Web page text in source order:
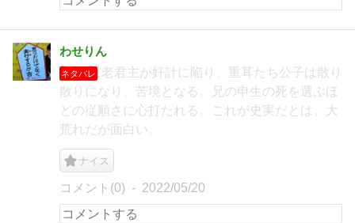
わせりん
ネタバレ
老君主が奸計に陥り、重耳たち公子は散り
散りになり、苦境となる。兄の申生の死を選ぶほ
どの従順さに心打たれる。これが史実だとは。大
荒れだが面白い。
ナイス
コメント(0) 2022/05/20